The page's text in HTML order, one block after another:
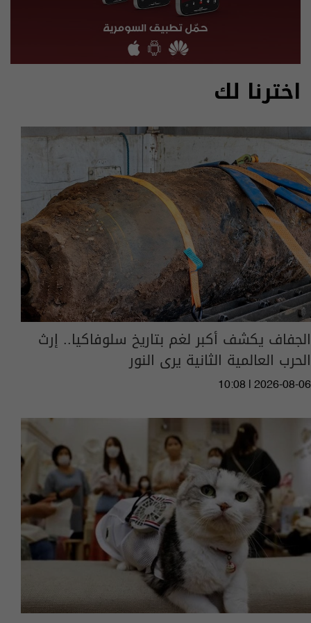
اخترنا لك
الجفاف يكشف أكبر لغم بتاريخ سلوفاكيا.. إرث
الحرب العالمية الثانية يرى النور
10:08 | 2026-08-06